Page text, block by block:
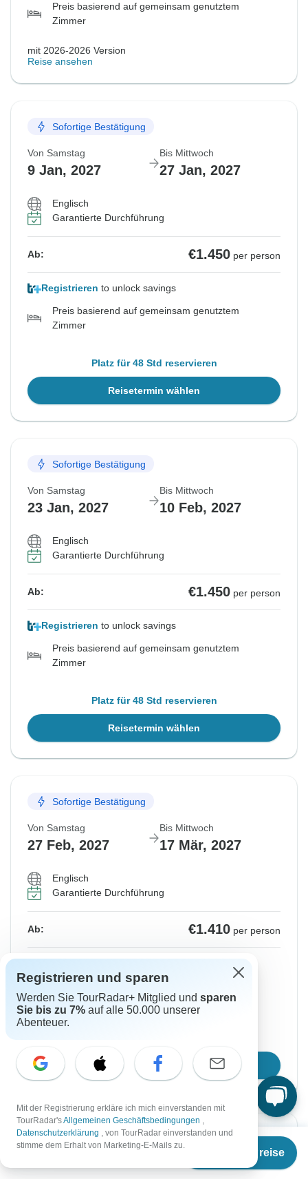
Termine & Preise
Preis basierend auf gemeinsam genutztem
Zimmer
mit 2026-2026 Version
Reise ansehen
Sofortige Bestätigung
Von Samstag
9 Jan, 2027
Bis Mittwoch
27 Jan, 2027
Englisch
Garantierte Durchführung
Ab: €1.450 per person
Registrieren to unlock savings
Preis basierend auf gemeinsam genutztem
Zimmer
Platz für 48 Std reservieren
Reisetermin wählen
Sofortige Bestätigung
Von Samstag
23 Jan, 2027
Bis Mittwoch
10 Feb, 2027
Englisch
Garantierte Durchführung
Ab: €1.450 per person
Registrieren to unlock savings
Preis basierend auf gemeinsam genutztem
Zimmer
Platz für 48 Std reservieren
Reisetermin wählen
Sofortige Bestätigung
Von Samstag
27 Feb, 2027
Bis Mittwoch
17 Mär, 2027
Englisch
Garantierte Durchführung
Ab: €1.410 per person
Preis basierend auf gemeinsam genutztem
Zimmer
Reisetermin wählen
Sofortige Bestätigung
Von Samstag Bis Mittwoch
Registrieren und sparen
Werden Sie TourRadar+ Mitglied und sparen
Sie bis zu 7% auf alle 50.000 unserer
Abenteuer.
Mit der Registrierung erkläre ich mich einverstanden mit
TourRadar'sAllgemeinen Geschäftsbedingungen ,
Datenschutzerklärung , von TourRadar einverstanden und
stimme dem Erhalt von Marketing-E-Mails zu.